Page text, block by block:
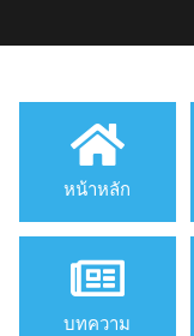
หน้าหลัก
บทความ